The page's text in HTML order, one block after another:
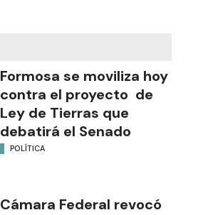
Formosa se moviliza hoy
contra el proyecto de
Ley de Tierras que
debatirá el Senado
POLÍTICA
Cámara Federal revocó